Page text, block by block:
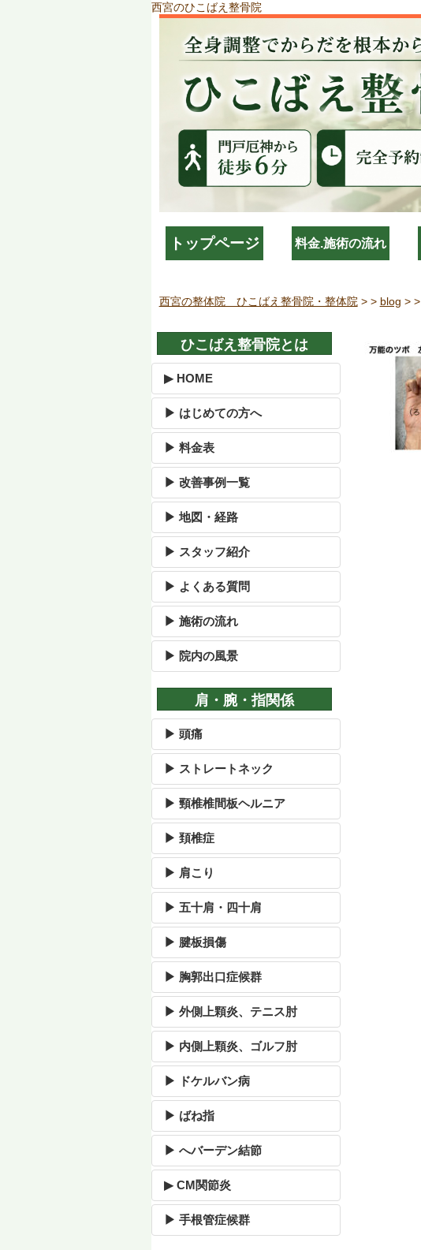
西宮のひこばえ整骨院
トップページ 料金.施術の流れ
西宮の整体院 ひこばえ整骨院・整体院 > > blog > >
ひこばえ整骨院とは
▶ HOME
▶ はじめての方へ
▶ 料金表
▶ 改善事例一覧
▶ 地図・経路
▶ スタッフ紹介
▶ よくある質問
▶ 施術の流れ
▶ 院内の風景
肩・腕・指関係
▶ 頭痛
▶ ストレートネック
▶ 頸椎椎間板ヘルニア
▶ 頚椎症
▶ 肩こり
▶ 五十肩・四十肩
▶ 腱板損傷
▶ 胸郭出口症候群
▶ 外側上顆炎、テニス肘
▶ 内側上顆炎、ゴルフ肘
▶ ドケルバン病
▶ ばね指
▶ へバーデン結節
▶ CM関節炎
▶ 手根管症候群